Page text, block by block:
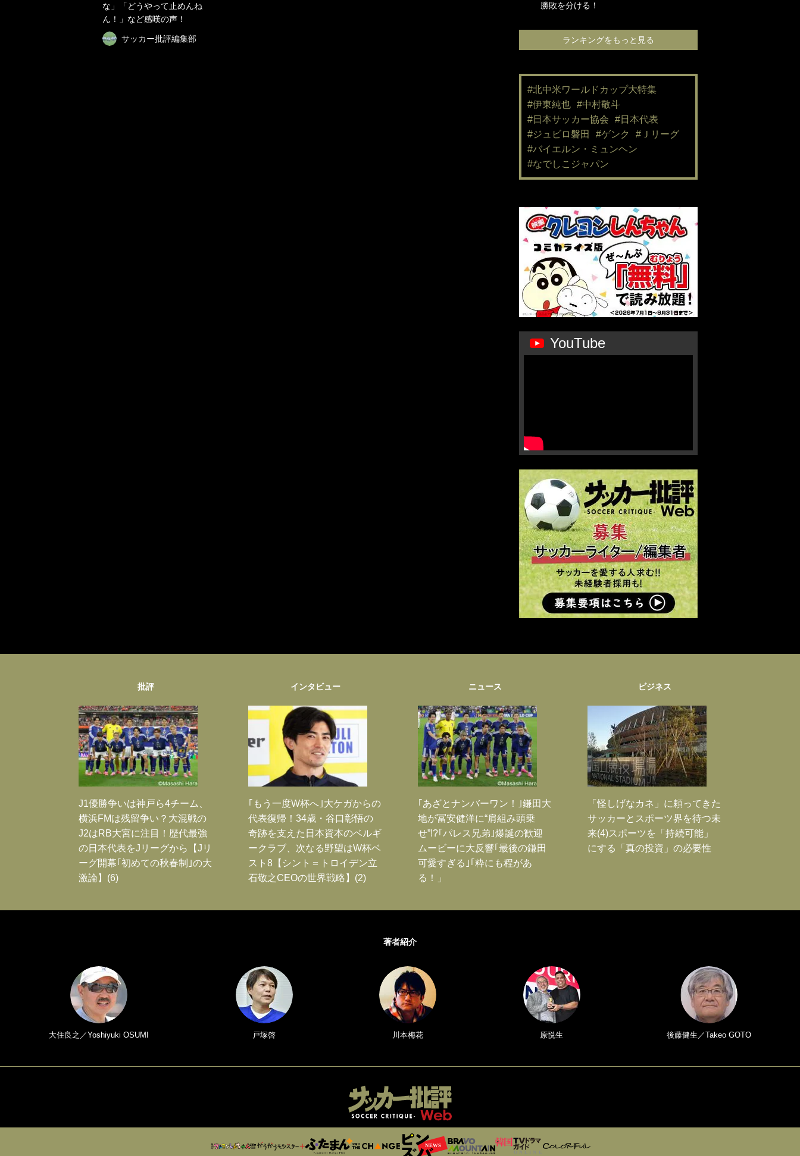
な」「どうやって止めんね
ん！」など感嘆の声！
サッカー批評編集部
勝敗を分ける！
ランキングをもっと見る
#北中米ワールドカップ大特集
#伊東純也 #中村敬斗
#日本サッカー協会
#日本代表
#ジュビロ磐田
#ゲンク
#Ｊリーグ
#バイエルン・ミュンヘン
#なでしこジャパン
YouTube
批評
J1優勝争いは神戸ら4チーム、
横浜FMは残留争い？大混戦の
J2はRB大宮に注目！歴代最強
の日本代表をJリーグから【Jリ
ーグ開幕｢初めての秋春制｣の大
激論】(6)
インタビュー
｢もう一度W杯へ｣大ケガからの
代表復帰！34歳・谷口彰悟の
奇跡を支えた日本資本のベルギ
ークラブ、次なる野望はW杯ベ
スト8【シント＝トロイデン立
石敬之CEOの世界戦略】(2)
ニュース
｢あざとナンバーワン！｣鎌田大
地が冨安健洋に“肩組み頭乗
せ”!?｢パレス兄弟｣爆誕の歓迎
ムービーに大反響｢最後の鎌田
可愛すぎる｣｢粋にも程があ
る！」
ビジネス
「怪しげなカネ」に頼ってきた
サッカーとスポーツ界を待つ未
来(4)スポーツを「持続可能」
にする「真の投資」の必要性
著者紹介
大住良之／Yoshiyuki OSUMI 戸塚啓 川本梅花 原悦生 後藤健生／Takeo GOTO